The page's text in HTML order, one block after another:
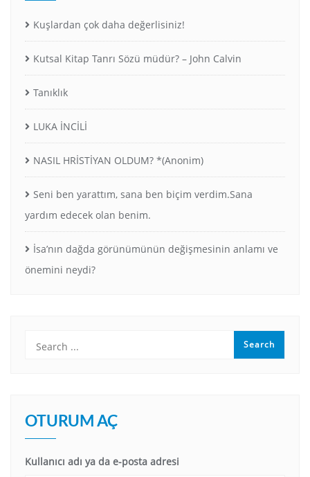
Kuşlardan çok daha değerlisiniz!
Kutsal Kitap Tanrı Sözü müdür? – John Calvin
Tanıklık
LUKA İNCİLİ
NASIL HRİSTİYAN OLDUM? *(Anonim)
Seni ben yarattım, sana ben biçim verdim.Sana
yardım edecek olan benim.
İsa’nın dağda görünümünün değişmesinin anlamı ve
önemini neydi?
OTURUM AÇ
Kullanıcı adı ya da e-posta adresi